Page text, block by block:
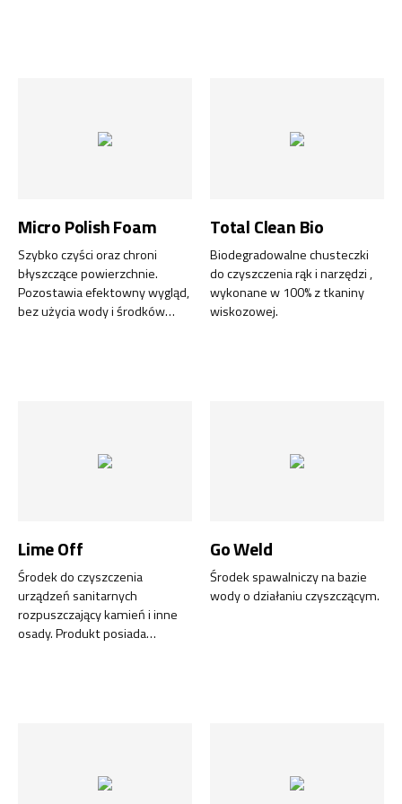
Micro Polish Foam
Szybko czyści oraz chroni
błyszczące powierzchnie.
Pozostawia efektowny wygląd,
bez użycia wody i środków
Total Clean Bio
Biodegradowalne chusteczki
do czyszczenia rąk i narzędzi ,
wykonane w 100% z tkaniny
wiskozowej.
Lime Off
Środek do czyszczenia
urządzeń sanitarnych
rozpuszczający kamień i inne
osady. Produkt posiada
Go Weld
Środek spawalniczy na bazie
wody o działaniu czyszczącym.